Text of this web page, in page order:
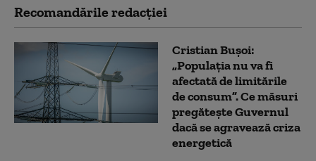
Recomandările redacţiei
Cristian Bușoi:
„Populația nu va fi
afectată de limitările
de consum”. Ce măsuri
pregătește Guvernul
dacă se agravează criza
energetică